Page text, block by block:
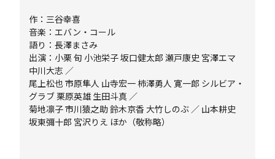
作：三谷幸喜
音楽：エバン・コール
語り：長澤まさみ
出演：小栗 旬 小池栄子 坂口健太郎 瀬戸康史 宮澤エマ
中川大志 ／
尾上松也 市原隼人 山寺宏一 柿澤勇人 寛一郎 シルビア・
グラブ 栗原英雄 生田斗真 ／
菊地凛子 市川猿之助 鈴木京香 大竹しのぶ ／ 山本耕史
坂東彌十郎 宮沢りえ ほか（敬称略）